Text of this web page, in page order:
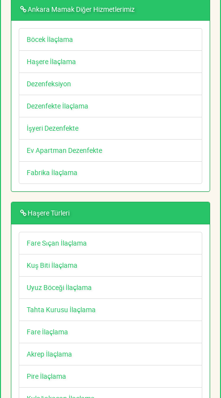
Ankara Mamak Diğer Hizmetlerimiz
Böcek İlaçlama
Haşere İlaçlama
Dezenfeksiyon
Dezenfekte İlaçlama
İşyeri Dezenfekte
Ev Apartman Dezenfekte
Fabrika İlaçlama
Haşere Türleri
Fare Sıçan İlaçlama
Kuş Biti İlaçlama
Uyuz Böceği İlaçlama
Tahta Kurusu İlaçlama
Fare İlaçlama
Akrep İlaçlama
Pire İlaçlama